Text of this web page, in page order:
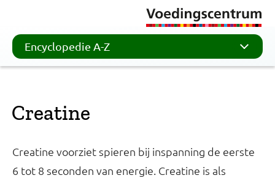
Encyclopedie A-Z
Creatine
Creatine voorziet spieren bij inspanning de eerste
6 tot 8 seconden van energie. Creatine is als